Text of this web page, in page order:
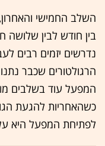
השלב החמישי
בין חודש לבין שלושה
נדרשים יזמים רבים
הרגולטורים שכבר
המפעל עוד בשלבים
כשהאחריות להגעת
לפתיחת המפעל היא